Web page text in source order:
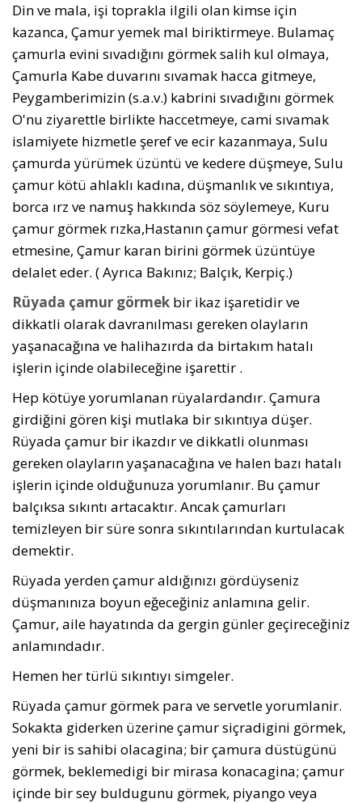
Din ve mala, işi toprakla ilgili olan kimse için
kazanca, Çamur yemek mal biriktirmeye. Bulamaç
çamurla evini sıvadığını görmek salih kul olmaya,
Çamurla Kabe duvarını sıvamak hacca gitmeye,
Peygamberimizin (s.a.v.) kabrini sıvadığını görmek
O'nu ziyarettle birlikte haccetmeye, cami sıvamak
islamiyete hizmetle şeref ve ecir kazanmaya, Sulu
çamurda yürümek üzüntü ve kedere düşmeye, Sulu
çamur kötü ahlaklı kadına, düşmanlık ve sıkıntıya,
borca ırz ve namuş hakkında söz söylemeye, Kuru
çamur görmek rızka,Hastanın çamur görmesi vefat
etmesine, Çamur karan birini görmek üzüntüye
delalet eder. ( Ayrıca Bakınız; Balçık, Kerpiç.)
Rüyada çamur görmek bir ikaz işaretidir ve
dikkatli olarak davranılması gereken olayların
yaşanacağına ve halihazırda da birtakım hatalı
işlerin içinde olabileceğine işarettir .
Hep kötüye yorumlanan rüyalardandır. Çamura
girdiğini gören kişi mutlaka bir sıkıntıya düşer.
Rüyada çamur bir ikazdır ve dikkatli olunması
gereken olayların yaşanacağına ve halen bazı hatalı
işlerin içinde olduğunuza yorumlanır. Bu çamur
balçıksa sıkıntı artacaktır. Ancak çamurları
temizleyen bir süre sonra sıkıntılarından kurtulacak
demektir.
Rüyada yerden çamur aldığınızı gördüyseniz
düşmanınıza boyun eğeceğiniz anlamına gelir.
Çamur, aile hayatında da gergin günler geçireceğiniz
anlamındadır.
Hemen her türlü sıkıntıyı simgeler.
Rüyada çamur görmek para ve servetle yorumlanir.
Sokakta giderken üzerine çamur siçradigini görmek,
yeni bir is sahibi olacagina; bir çamura düstügünü
görmek, beklemedigi bir mirasa konacagina; çamur
içinde bir sey buldugunu görmek, piyango veya